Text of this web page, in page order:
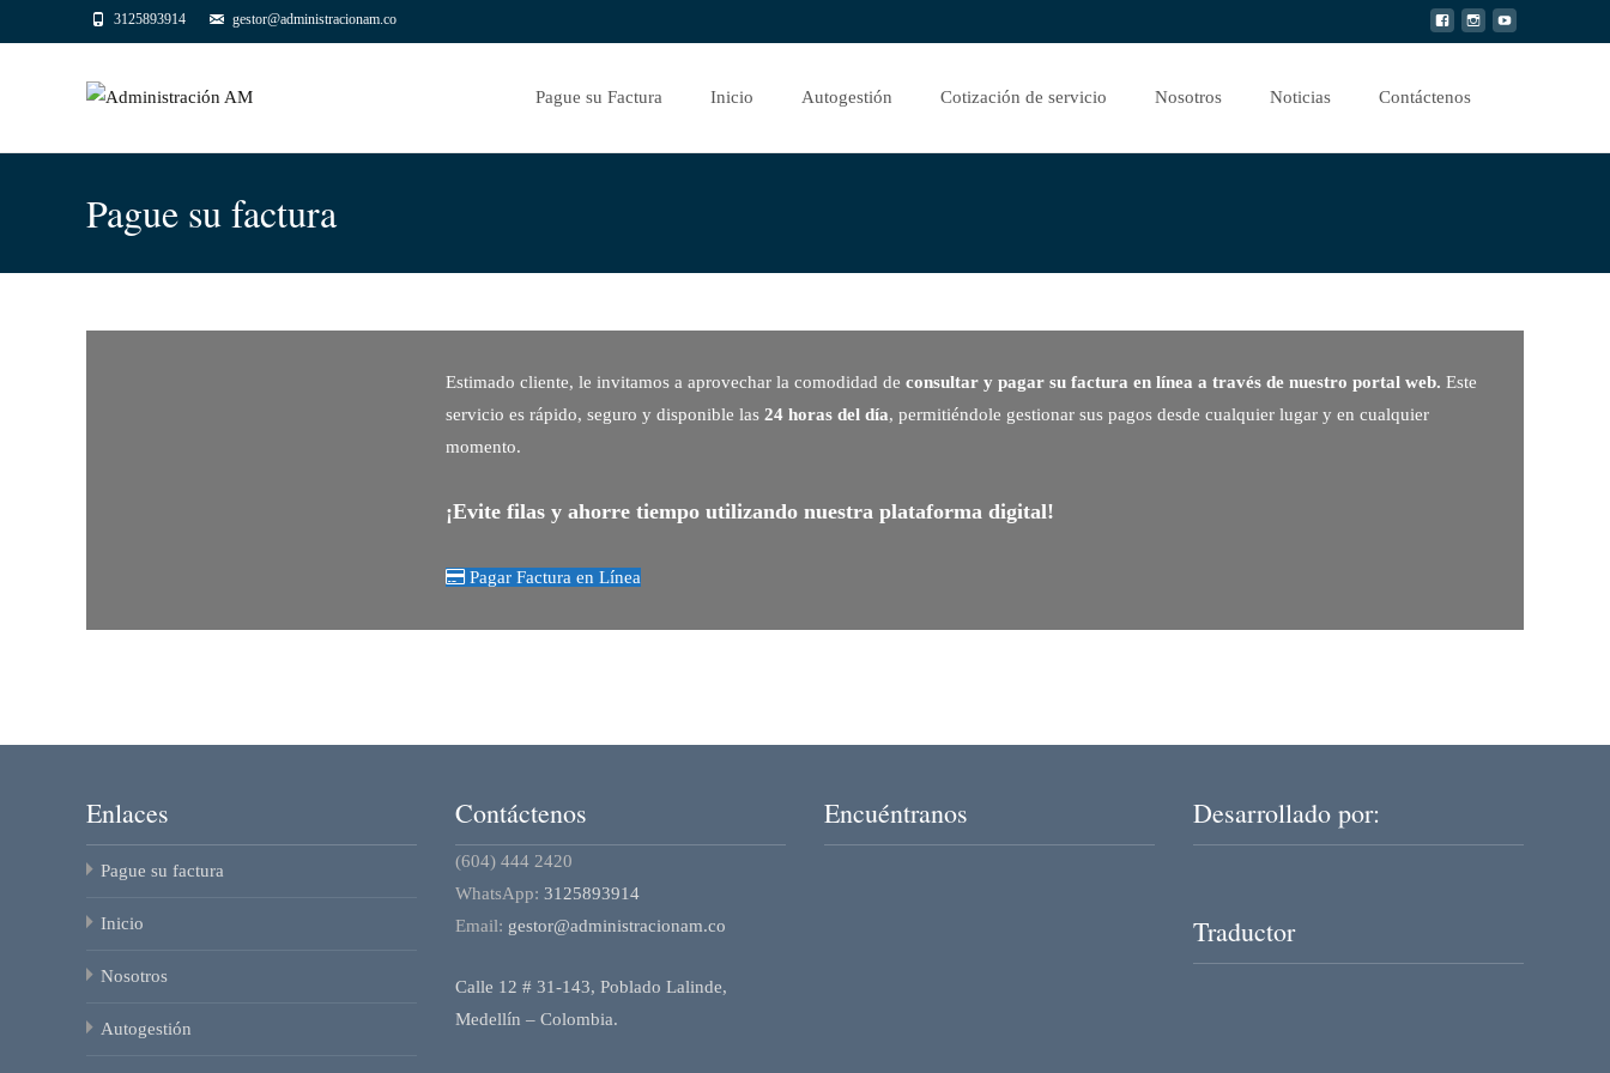
3125893914 gestor@administracionam.co
Pague su Factura Inicio Autogestión Cotización de servicio Nosotros Noticias Contáctenos
Pague su factura
Estimado cliente, le invitamos a aprovechar la comodidad de consultar y pagar su factura en línea a través de nuestro portal web. Este
servicio es rápido, seguro y disponible las 24 horas del día, permitiéndole gestionar sus pagos desde cualquier lugar y en cualquier
momento.
¡Evite filas y ahorre tiempo utilizando nuestra plataforma digital!
Pagar Factura en Línea
Enlaces
Pague su factura
Inicio
Nosotros
Autogestión
Contáctenos
(604) 444 2420
WhatsApp: 3125893914
Email: gestor@administracionam.co
Calle 12 # 31-143, Poblado Lalinde,
Medellín – Colombia.
Encuéntranos Desarrollado por:
Traductor